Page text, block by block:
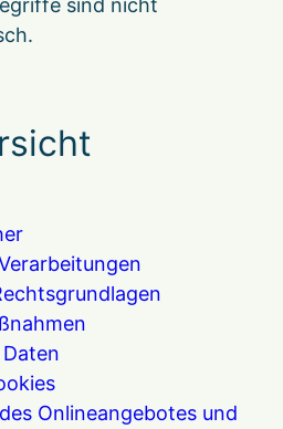
sind nicht
Onlineangebotes und